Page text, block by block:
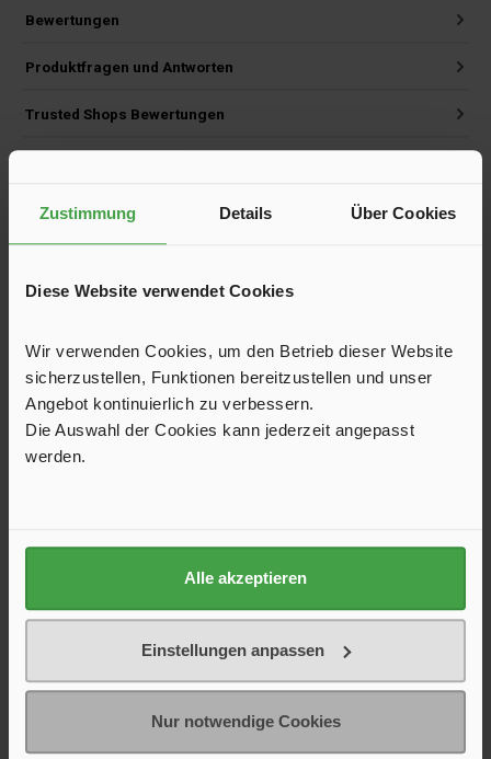
Zustimmung Details Über Cookies
Diese Website verwendet Cookies
Wir verwenden Cookies, um den Betrieb dieser Website
sicherzustellen, Funktionen bereitzustellen und unser
Angebot kontinuierlich zu verbessern.
Die Auswahl der Cookies kann jederzeit angepasst
werden.
Alle akzeptieren
Einstellungen anpassen
Nur notwendige Cookies
Bewertungen
Produktfragen und Antworten
Trusted Shops Bewertungen
Produktgalerie überspringen
Ersatzteile
Abspanngummi 20 cm, 5 Stück
Abspanngummi 20 cm, 5 Stück
20,00 €*